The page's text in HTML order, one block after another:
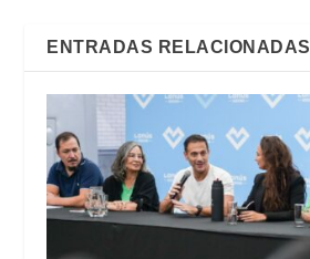
ENTRADAS RELACIONADAS